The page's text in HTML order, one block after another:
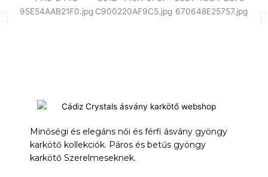
Minőségi és elegáns női és férfi ásvány gyöngy
karkötő kollekciók. Páros és betűs gyöngy
karkötő Szerelmeseknek.